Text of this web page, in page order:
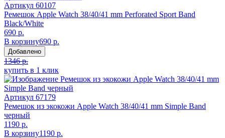
Артикул 60107
Ремешок Apple Watch 38/40/41 mm Perforated Sport Band
Black/White
690 р.
В корзину690 р.
Добавлено
1346 р.
купить в 1 клик
Артикул 67179
Ремешок из экокожи Apple Watch 38/40/41 mm Simple Band
черный
1190 р.
В корзину1190 р.